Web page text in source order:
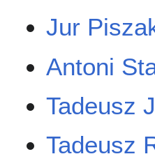
Jur
Antoni
Tadeusz
Tadeusz